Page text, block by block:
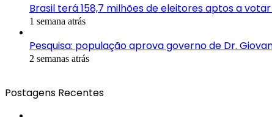
Brasil terá 158,7 milhões de eleitores aptos a
1 semana atrás
Pesquisa: população aprova governo de Dr.
2 semanas atrás
Postagens Recentes